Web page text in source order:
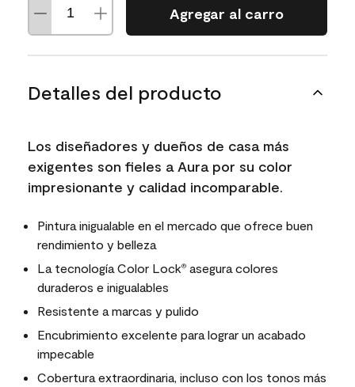
Agregar al carro
Detalles del producto
Los diseñadores y dueños de casa más
exigentes son fieles a Aura por su color
impresionante y calidad incomparable.
Pintura inigualable en el mercado que ofrece buen
rendimiento y belleza
La tecnología Color Lock® asegura colores
duraderos e inigualables
Resistente a marcas y pulido
Encubrimiento excelente para lograr un acabado
impecable
Cobertura extraordinaria, incluso con los tonos más